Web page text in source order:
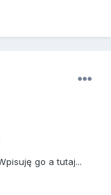
go a tutaj...